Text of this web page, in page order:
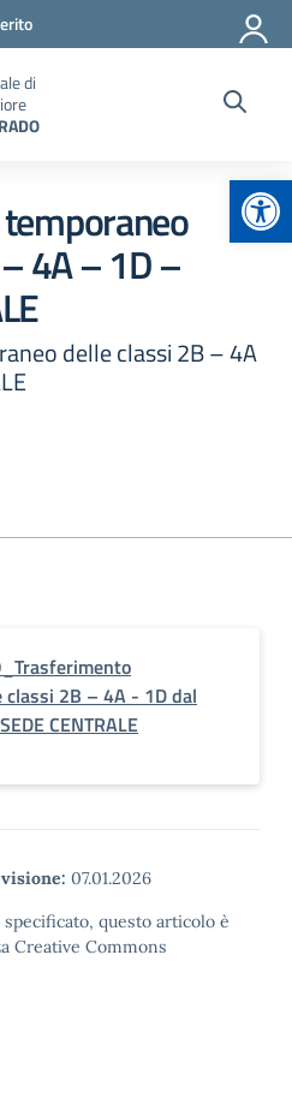
di
4A – 1D –
delle classi 2B – 4A
2B – 4A - 1D dal
CENTRALE
07.01.2026
questo articolo è
Creative Commons